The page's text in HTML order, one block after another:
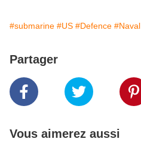
#submarine #US #Defence #Naval
Partager
Vous aimerez aussi